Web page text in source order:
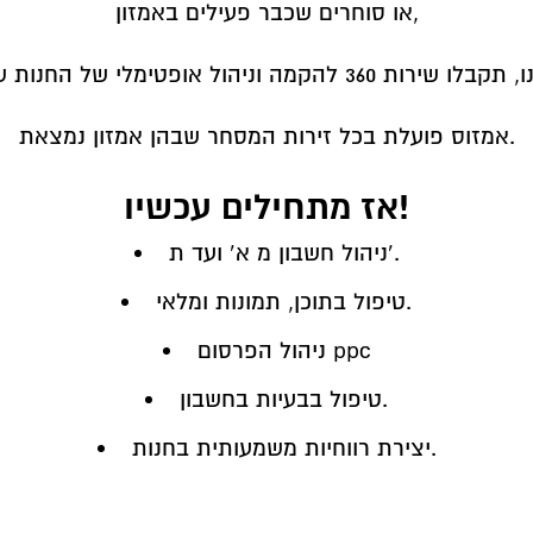
או סוחרים שכבר פעילים באמזון,
אמזוס פועלת בכל זירות המסחר שבהן אמזון נמצאת.
אז מתחילים עכשיו!
ניהול חשבון מ א’ ועד ת’.
טיפול בתוכן, תמונות ומלאי.
ניהול הפרסום ppc
טיפול בבעיות בחשבון.
יצירת רווחיות משמעותית בחנות.